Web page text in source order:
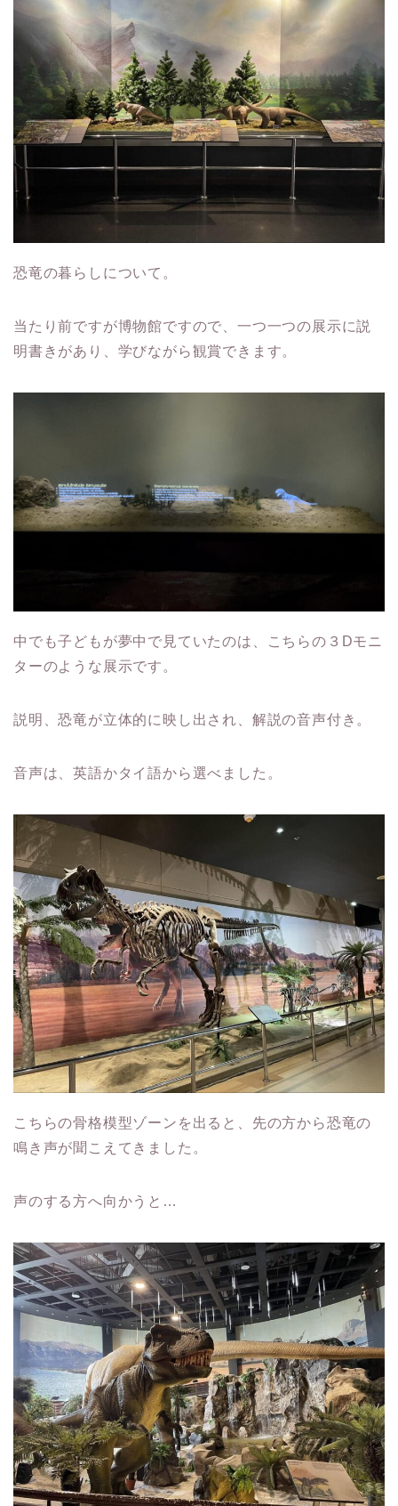
恐竜の暮らしについて。
当たり前ですが博物館ですので、一つ一つの展示に説
明書きがあり、学びながら観賞できます。
中でも子どもが夢中で見ていたのは、こちらの３Dモニ
ターのような展示です。
説明、恐竜が立体的に映し出され、解説の音声付き。
音声は、英語かタイ語から選べました。
こちらの骨格模型ゾーンを出ると、先の方から恐竜の
鳴き声が聞こえてきました。
声のする方へ向かうと…